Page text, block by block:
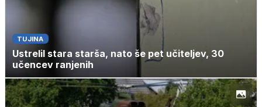
TUJINA
Ustrelil stara starša, nato še pet učiteljev, 30
učencev ranjenih